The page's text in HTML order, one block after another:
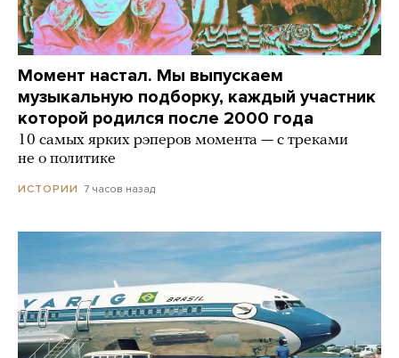
Момент настал. Мы выпускаем
музыкальную подборку, каждый участник
которой родился после 2000 года
10 самых ярких рэперов момента — с треками
не о политике
ИСТОРИИ 7 часов назад